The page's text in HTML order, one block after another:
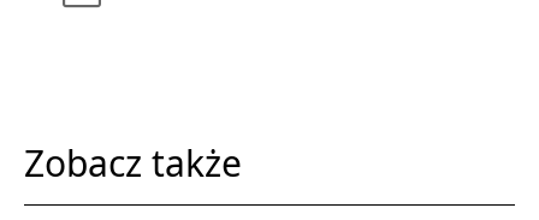
Zobacz także